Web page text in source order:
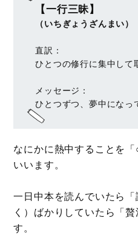
【一行三昧】
（いちぎょうざんまい）
直訳：
ひとつの修行に集中して
メッセージ：
ひとつずつ、夢中になっ
なにかに熱中することを
いいます。
一日中本を読んでいたら
く）ばかりしていたら「
す。